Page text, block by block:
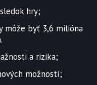
hry;
môže byť 3,6 milióna
a rizika;
možností;